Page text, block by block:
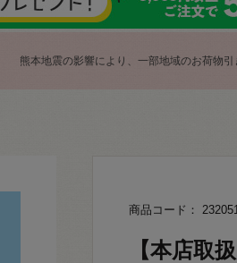
熊本地震の影響により、一部地域のお荷物
商品コード：
【本店取